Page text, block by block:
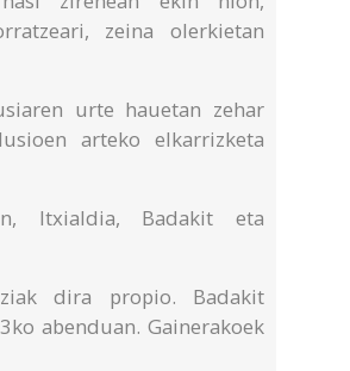
zeina olerkietan
urte hauetan zehar
arteko elkarrizketa
Itxialdia, Badakit eta
dira propio. Badakit
abenduan. Gainerakoek